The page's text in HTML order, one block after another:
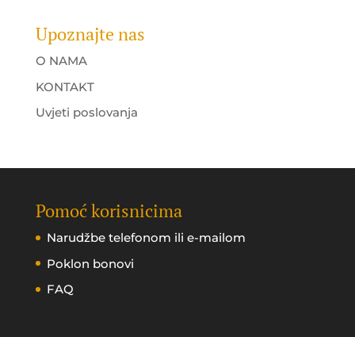
Upoznajte nas
O NAMA
KONTAKT
Uvjeti poslovanja
Pomoć korisnicima
Narudžbe telefonom ili e-mailom
Poklon bonovi
FAQ